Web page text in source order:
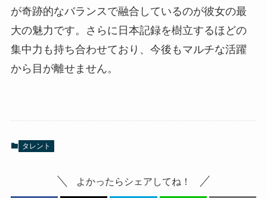
が奇跡的なバランスで融合しているのが彼女の最
大の魅力です。さらに日本記録を樹立するほどの
集中力も持ち合わせており、今後もマルチな活躍
から目が離せません。
タレント
よかったらシェアしてね！